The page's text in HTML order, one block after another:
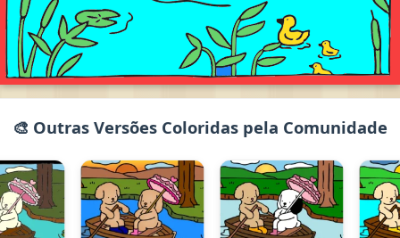
🎨 Outras Versões Coloridas pela Comunidade